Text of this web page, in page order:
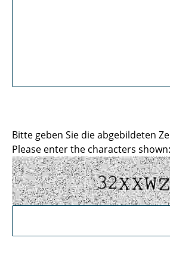
Bitte geben Sie die abgebildeten
Please enter the characters shown: